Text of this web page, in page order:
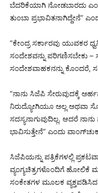
ಬೆದರಿಕೆಯಾಗಿ ನೋಡಬಾರದು
ತುಂಬಾ ಪ್ರಭಾವಿತನಾಗಿದ್ದೇನೆ”
“ಕೇಂದ್ರ ಸರ್ಕಾರವು ಯುವಕರ
ಸಂದೇಶವನ್ನು ಪರಿಗಣಿಸಬೇಕು –
ಸಂದೇಶವಾಹಕನನ್ನು ಕೊಂದರೆ,
“ನಾನು ಸಿಜೆಪಿ ಸೇರುವುದಕ್ಕೆ
ನಿರುದ್ಯೋಗಿಯೂ ಅಲ್ಲ ಅಥವಾ
ಸದಸ್ಯನಾಗುವುದಿಲ್ಲ. ಆದರೆ
ಭಾವಿಸುತ್ತೇನೆ” ಎಂದು
ಸಿಜೆಪಿಯನ್ನು ಪತ್ರಿಕೆಗಳಲ್ಲಿ
ವ್ಯಂಗ್ಯಚಿತ್ರಗಳೊಂದಿಗೆ ಹೋಲಿಕೆ
ಸಂಕೇತಗಳ ಮೂಲಕ ವ್ಯಕ್ತಪಡಿಸಿದ